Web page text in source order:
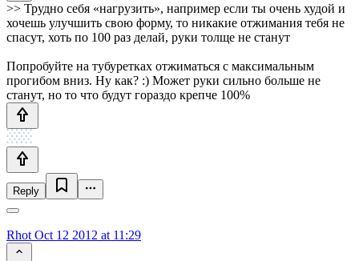
>> Трудно себя «нагрузить», например если ты очень худой и
хочешь улучшить свою форму, то никакие отжимания тебя не
спасут, хоть по 100 раз делай, руки толще не станут
Попробуйте на тубуретках отжиматься с максимальным
прогибом вниз. Ну как? :) Может руки сильно больше не
станут, но то что будут гораздо крепче 100%
Reply
Rhot Oct 12 2012 at 11:29